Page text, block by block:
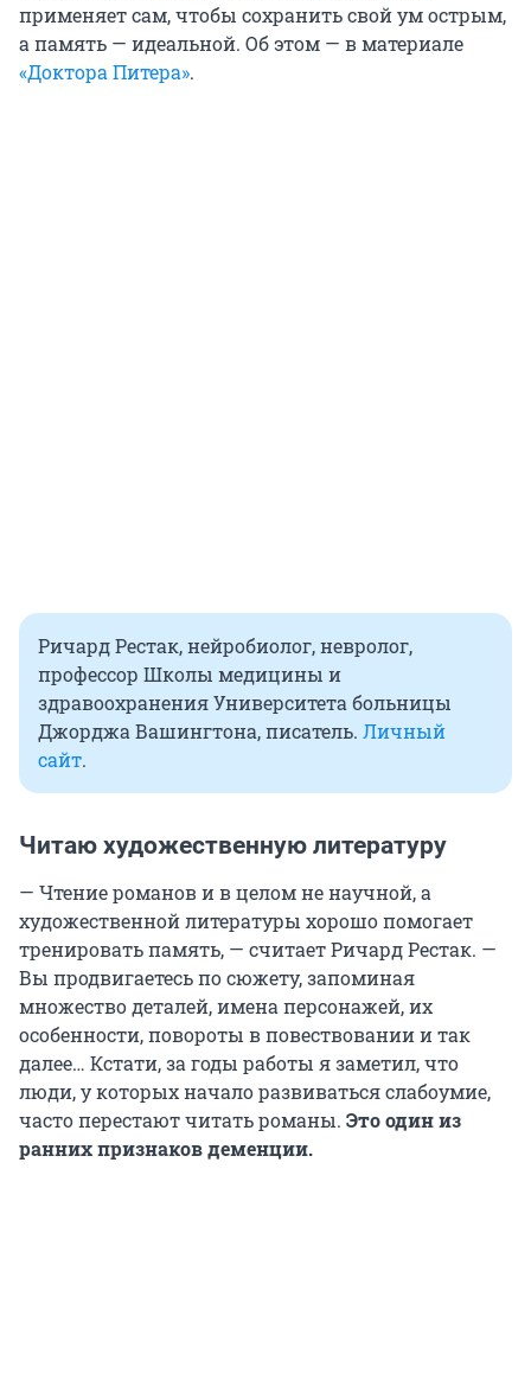
применяет сам, чтобы сохранить свой ум острым,
а память — идеальной. Об этом — в материале
«Доктора Питера».
Ричард Рестак, нейробиолог, невролог,
профессор Школы медицины и
здравоохранения Университета больницы
Джорджа Вашингтона, писатель. Личный
сайт.
Читаю художественную литературу
— Чтение романов и в целом не научной, а
художественной литературы хорошо помогает
тренировать память, — считает Ричард Рестак. —
Вы продвигаетесь по сюжету, запоминая
множество деталей, имена персонажей, их
особенности, повороты в повествовании и так
далее… Кстати, за годы работы я заметил, что
люди, у которых начало развиваться слабоумие,
часто перестают читать романы. Это один из
ранних признаков деменции.